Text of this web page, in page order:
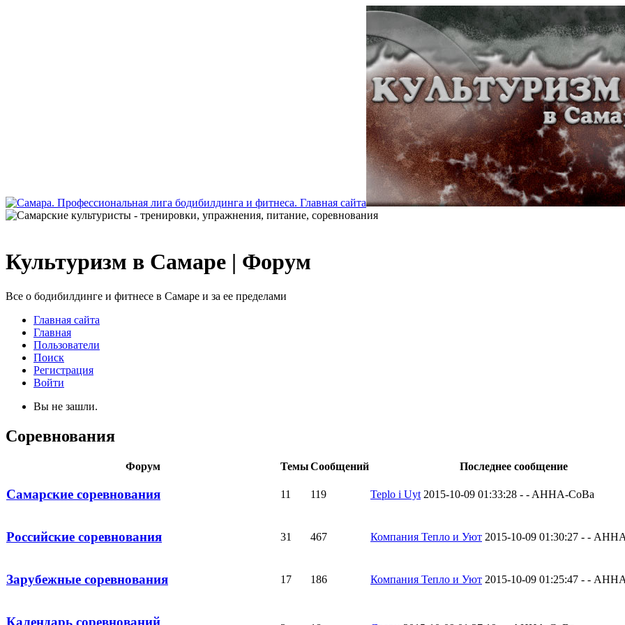
Культуризм в Самаре | Форум
Все о бодибилдинге и фитнесе в Самаре и за ее пределами
Главная сайта
Главная
Пользователи
Поиск
Регистрация
Войти
Вы не зашли.
Соревнования
Форум ТемыСообщений Последнее сообщение
Самарские соревнования 11 119 Teplo i Uyt 2015-10-09 01:33:28 - - AHHA-CoBa
Российские соревнования 31 467 Компания Тепло и Уют 2015-10-09 01:30:27 - -
Зарубежные соревнования 17 186 Компания Тепло и Уют 2015-10-09 01:25:47 - -